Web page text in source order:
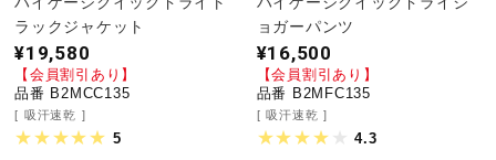
ラックジャケット
¥19,580
【会員割引あり】
品番 B2MCC135
吸汗速乾
5
ョガーパンツ
¥16,500
【会員割引あり】
品番 B2MFC135
吸汗速乾
4.3